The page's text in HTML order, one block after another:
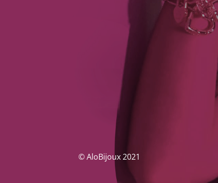
© AloBijoux 2021